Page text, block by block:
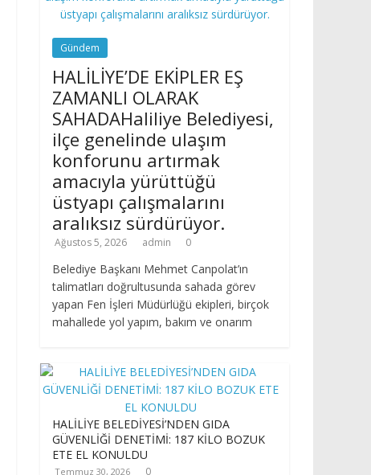
Gündem
HALİLİYE’DE EKİPLER EŞ
ZAMANLI OLARAK
SAHADAHaliliye Belediyesi,
ilçe genelinde ulaşım
konforunu artırmak
amacıyla yürüttüğü
üstyapı çalışmalarını
aralıksız sürdürüyor.
Ağustos 5, 2026 admin 0
Belediye Başkanı Mehmet Canpolat’ın
talimatları doğrultusunda sahada görev
yapan Fen İşleri Müdürlüğü ekipleri, birçok
mahallede yol yapım, bakım ve onarım
HALİLİYE BELEDİYESİ’NDEN GIDA
GÜVENLİĞİ DENETİMİ: 187 KİLO BOZUK
ETE EL KONULDU
Temmuz 30, 2026 0